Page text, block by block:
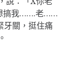
搞我…….老……
牙關，挺住痛